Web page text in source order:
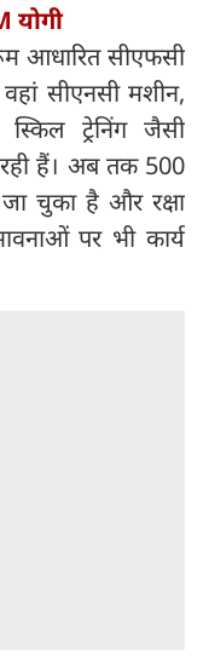
योगी
आधारित सीएफसी
वहां सीएनसी मशीन,
स्किल ट्रेनिंग जैसी
हैं। अब तक 500
चुका है और रक्षा
पर भी कार्य